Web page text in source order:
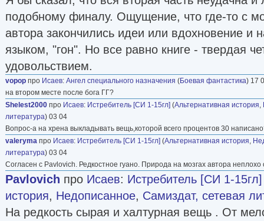
подобному финалу. Ощущение, что где-то с
автора закончились идеи или вдохновение и
языком, "гон". Но все равно книге - твердая
удовольствием.
vopop про Исаев: Ангел специального назначения (Боевая фантастика) 17
на втором месте после бога ГГ?
Shelest2000 про Исаев: Истребитель [СИ 1-15гл] (Альтернативная история,
литература) 03 04
Вопрос-а на хрена выкладывать вещь,которой всего процентов 30
valeryma про Исаев: Истребитель [СИ 1-15гл] (Альтернативная история,
литература) 03 04
Согласен с Pavlovich. Редкостное гуано. Природа на мозгах автора неплохо
Pavlovich про Исаев: Истребитель [СИ 1-15гл]
история, Недописанное, Самиздат, сетевая
На редкость сырая и халтурная вещь . От